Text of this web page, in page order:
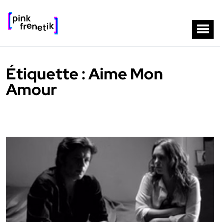
Étiquette :Aime Mon
Amour